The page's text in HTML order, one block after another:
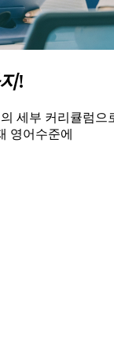
!
세부 커리큘럼으
영어수준에